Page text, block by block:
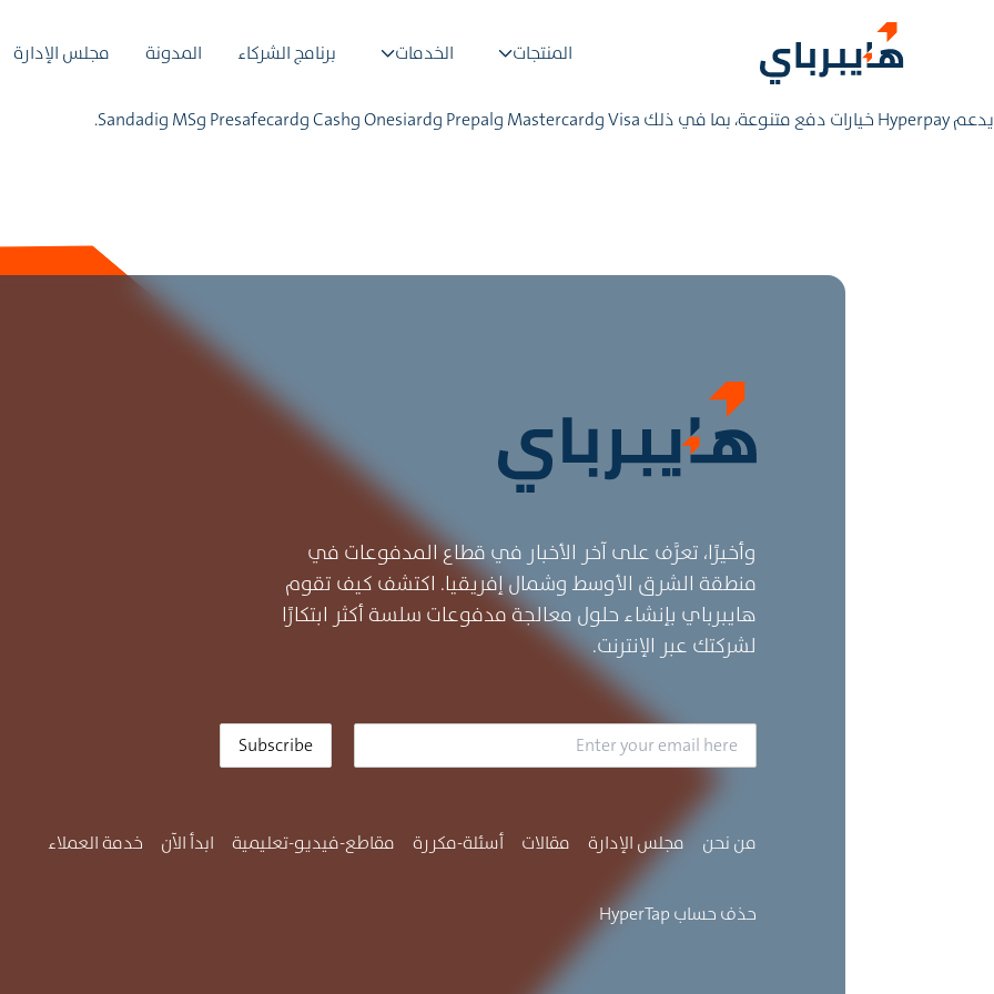
المنتجات الخدمات برنامج الشركاء المدونة مجلس الإدارة
يدعم Hyperpay خيارات دفع متنوعة، بما في ذلك Visa وMastercard وPrepal وOnesiard وCash وPresafecard وMS وSandadi.
وأخيرًا، تعرَّف على آخر الأخبار في قطاع المدفوعات في
منطقة الشرق الأوسط وشمال إفريقيا. اكتشف كيف تقوم
هايبرباي بإنشاء حلول معالجة مدفوعات سلسة أكثر ابتكارًا
لشركتك عبر الإنترنت.
Subscribe
من نحن مجلس الإدارة مقالات أسئلة-مكررة مقاطع-فيديو-تعليمية ابدأ الآن خدمة العملاء
حذف حساب HyperTap